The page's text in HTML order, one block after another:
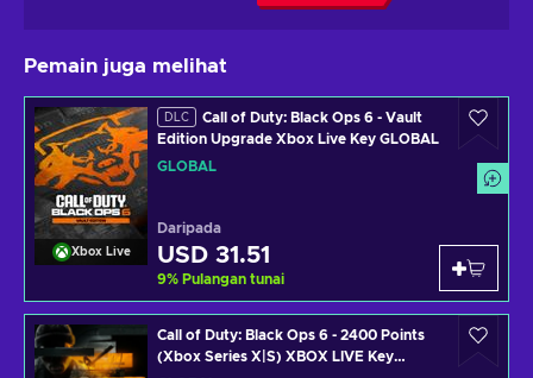
Pemain juga melihat
Xbox Live
DLC
Call of Duty: Black Ops 6 - Vault
Edition Upgrade Xbox Live Key GLOBAL
GLOBAL
Daripada
USD 31.51
9% Pulangan tunai
Call of Duty: Black Ops 6 - 2400 Points
(Xbox Series X|S) XBOX LIVE Key